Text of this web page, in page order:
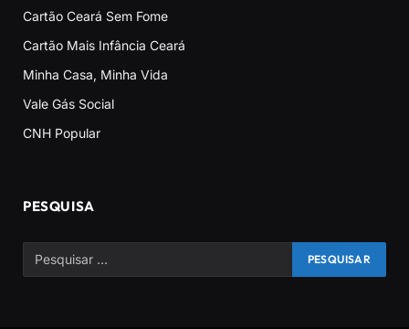
Cartão Ceará Sem Fome
Cartão Mais Infância Ceará
Minha Casa, Minha Vida
Vale Gás Social
CNH Popular
PESQUISA